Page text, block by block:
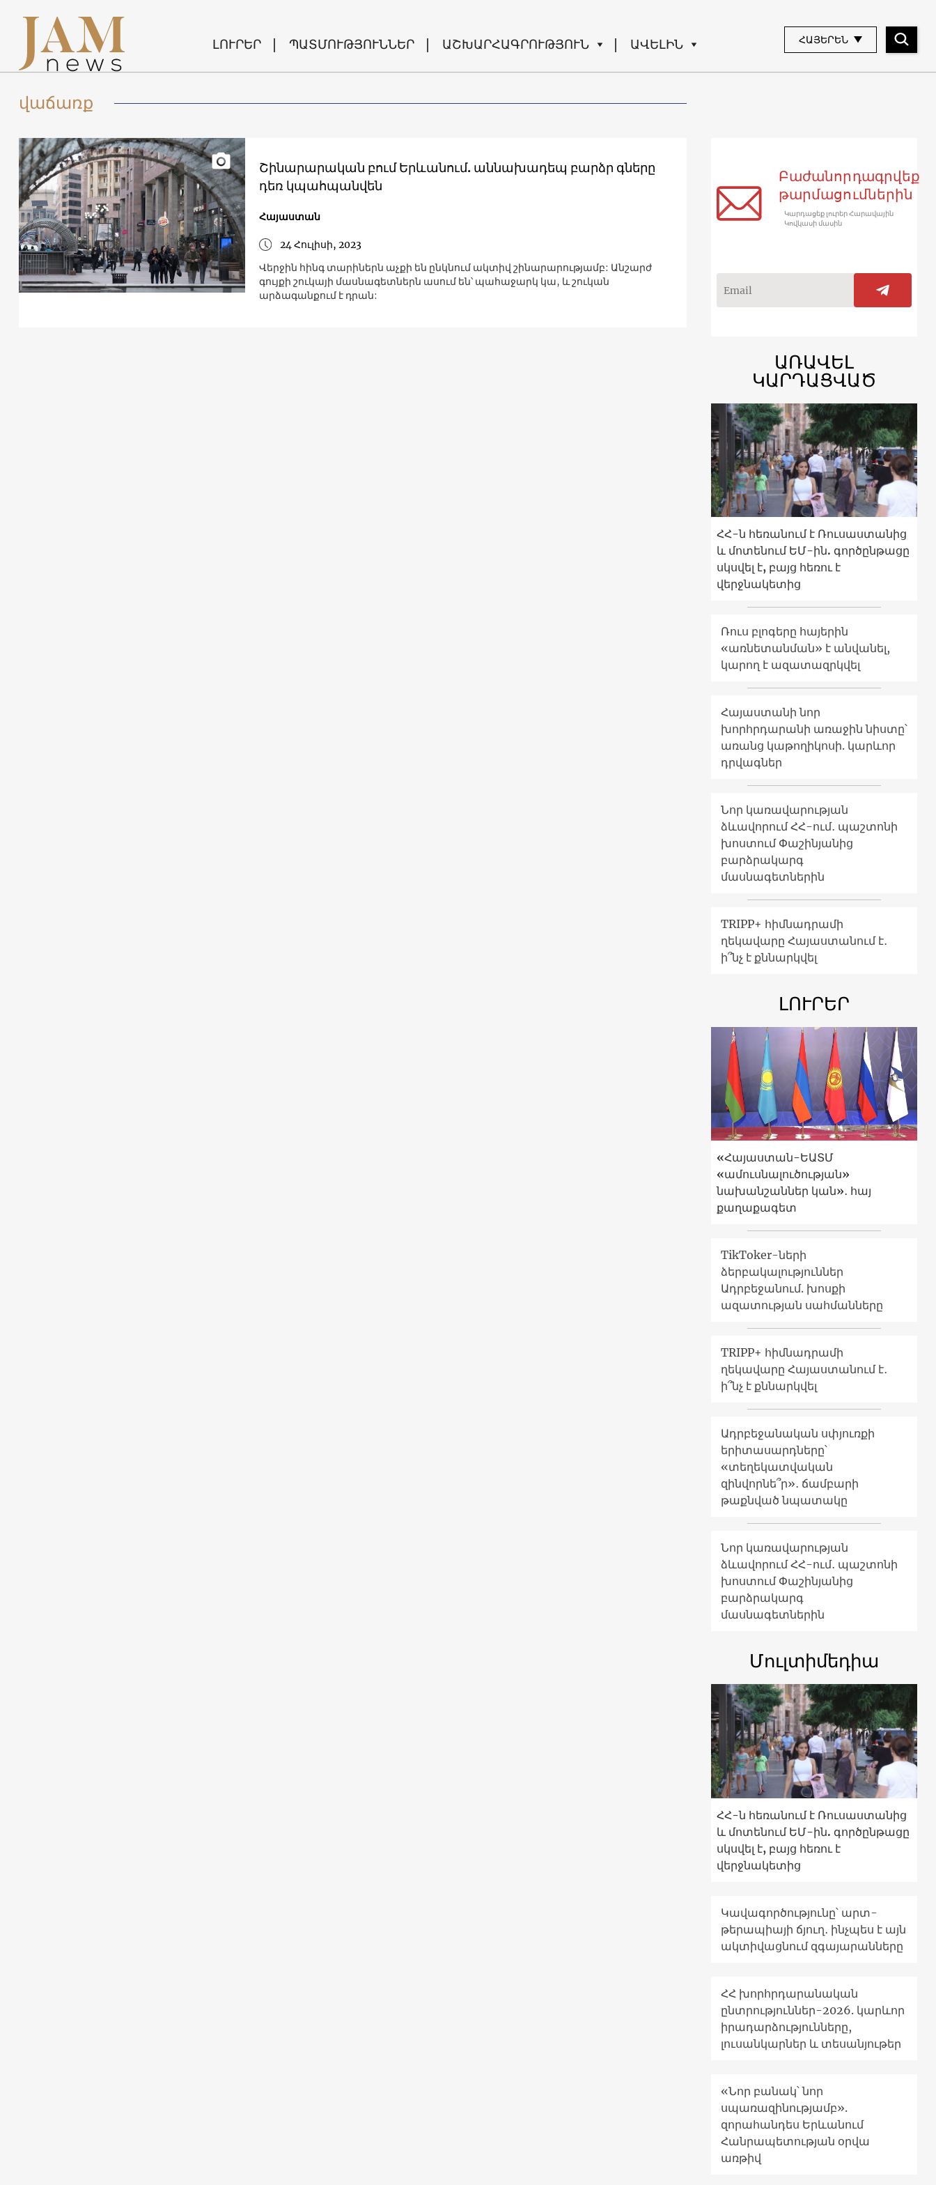
ԼՈՒՐԵՐ ՊԱՏՄՈՒԹՅՈՒՆՆԵՐ ԱՇԽԱՐՀԱԳՐՈՒԹՅՈՒՆ ԱՎԵԼԻՆ ՀԱՅԵՐԵՆ
վաճառք
Շինարարական բում Երևանում. աննախադեպ բարձր գները
դեռ կպահպանվեն
Հայաստան
24 Հուլիսի, 2023
Վերջին հինգ տարիներն աչքի են ընկնում ակտիվ շինարարությամբ: Անշարժ
գույքի շուկայի մասնագետներն ասում են՝ պահաջարկ կա, և շուկան
արձագանքում է դրան:
Բաժանորդագրվեք
թարմացումներին
Կարդացեք լուրեր Հարավային
Կովկասի մասին
ԱՌԱՎԵԼ
ԿԱՐԴԱՑՎԱԾ
ՀՀ-ն հեռանում է Ռուսաստանից
և մոտենում ԵՄ-ին. գործընթացը
սկսվել է, բայց հեռու է
վերջնակետից
Ռուս բլոգերը հայերին
«առնետանման» է անվանել,
կարող է ազատազրկվել
Հայաստանի նոր
խորհրդարանի առաջին նիստը՝
առանց կաթողիկոսի. կարևոր
դրվագներ
Նոր կառավարության
ձևավորում ՀՀ-ում․ պաշտոնի
խոստում Փաշինյանից
բարձրակարգ
մասնագետներին
TRIPP+ հիմնադրամի
ղեկավարը Հայաստանում է․
ի՞նչ է քննարկվել
ԼՈՒՐԵՐ
«Հայաստան-ԵԱՏՄ
«ամուսնալուծության»
նախանշաններ կան»․ հայ
քաղաքագետ
TikToker-ների
ձերբակալություններ
Ադրբեջանում. խոսքի
ազատության սահմանները
TRIPP+ հիմնադրամի
ղեկավարը Հայաստանում է․
ի՞նչ է քննարկվել
Ադրբեջանական սփյուռքի
երիտասարդները՝
«տեղեկատվական
զինվորնե՞ր»․ ճամբարի
թաքնված նպատակը
Նոր կառավարության
ձևավորում ՀՀ-ում․ պաշտոնի
խոստում Փաշինյանից
բարձրակարգ
մասնագետներին
Մուլտիմեդիա
ՀՀ-ն հեռանում է Ռուսաստանից
և մոտենում ԵՄ-ին. գործընթացը
սկսվել է, բայց հեռու է
վերջնակետից
Կավագործությունը՝ արտ-
թերապիայի ճյուղ․ ինչպես է այն
ակտիվացնում զգայարանները
ՀՀ խորհրդարանական
ընտրություններ-2026. կարևոր
իրադարձությունները,
լուսանկարներ և տեսանյութեր
«Նոր բանակ՝ նոր
սպառազինությամբ».
զորահանդես Երևանում
Հանրապետության օրվա
առթիվ